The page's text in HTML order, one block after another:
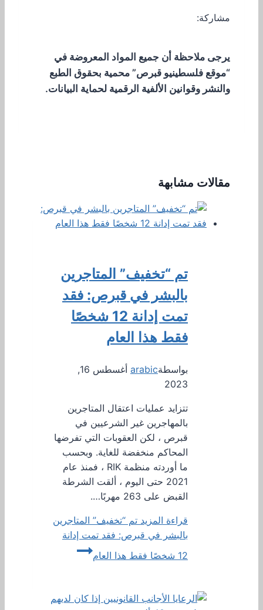
مشاركة:
يرجى ملاحظة أن جميع المواد المعروضة في
“موقع فلسطينيو قبرص” محمية بحقوق الطبع
والنشر وقوانين الألفية الرقمية لحماية البيانات.
مقالات مشابهة
تم “تخفيف” المتاجرين
بالبشر في قبرص: فقد
تمت إدانة 12 شخصًا
فقط هذا العام
بواسطةarabic
أغسطس 16,
2023
تتزايد عمليات اعتقال المتاجرين
بالمهاجرين غير الشرعيين في
قبرص ، لكن العقوبات التي تفرضها
المحاكم منخفضة للغاية. وبحسب
ما أوردته منظمة RIK ، فمنذ عام
2021 حتى اليوم ، ألقت الشرطة
القبض على 263 مهربًا….
قراءة المزيد تم “تخفيف” المتاجرين
بالبشر في قبرص: فقد تمت إدانة
12 شخصًا فقط هذا العام